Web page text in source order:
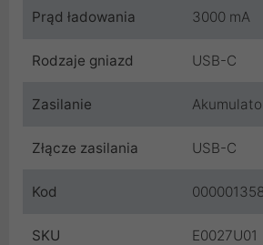
Prąd ładowania 3000 mA
Rodzaje gniazd USB-C
Zasilanie
Złącze zasilania USB-C
Kod
SKU E0027U01